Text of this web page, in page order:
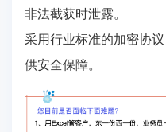
非法截获时泄露。
采用行业标准的加密协
供安全保障。